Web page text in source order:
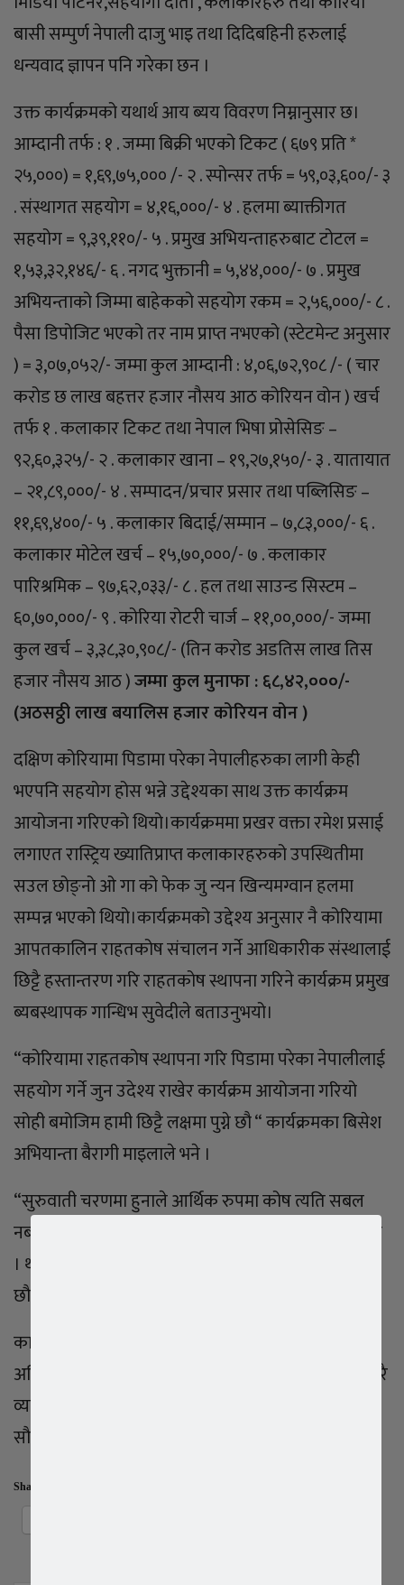
बासी सम्पुर्ण नेपाली दाजु भाइ तथा दिदिबहिनी हरुलाई
धन्यवाद ज्ञापन पनि गरेका छन ।
उक्त कार्यक्रमको यथार्थ आय ब्यय विवरण निम्नानुसार छ।
आम्दानी तर्फ : १ . जम्मा बिक्री भएको टिकट ( ६७९ प्रति *
२५,०००) = १,६९,७५,००० /- २ . स्पोन्सर तर्फ = ५९,०३,६००/- ३
. संस्थागत सहयोग = ४,१६,०००/- ४ . हलमा ब्याक्तीगत
सहयोग = ९,३९,११०/- ५ . प्रमुख अभियन्ताहरुबाट टोटल =
१,५३,३२,१४६/- ६ . नगद भुक्तानी = ५,४४,०००/- ७ . प्रमुख
अभियन्ताको जिम्मा बाहेकको सहयोग रकम = २,५६,०००/- ८ .
पैसा डिपोजिट भएको तर नाम प्राप्त नभएको (स्टेटमेन्ट अनुसार
) = ३,०७,०५२/- जम्मा कुल आम्दानी : ४,०६,७२,९०८ /- ( चार
करोड छ लाख बहत्तर हजार नौसय आठ कोरियन वोन ) खर्च
तर्फ १ . कलाकार टिकट तथा नेपाल भिषा प्रोसेसिङ –
९२,६०,३२५/- २ . कलाकार खाना – १९,२७,१५०/- ३ . यातायात
– २१,८९,०००/- ४ . सम्पादन/प्रचार प्रसार तथा पब्लिसिङ –
११,६९,४००/- ५ . कलाकार बिदाई/सम्मान – ७,८३,०००/- ६ .
कलाकार मोटेल खर्च – १५,७०,०००/- ७ . कलाकार
पारिश्रमिक – ९७,६२,०३३/- ८ . हल तथा साउन्ड सिस्टम –
६०,७०,०००/- ९ . कोरिया रोटरी चार्ज – ११,००,०००/- जम्मा
कुल खर्च – ३,३८,३०,९०८/- (तिन करोड अडतिस लाख तिस
हजार नौसय आठ )जम्मा कुल मुनाफा : ६८,४२,०००/-
(अठसठ्ठी लाख बयालिस हजार कोरियन वोन )
दक्षिण कोरियामा पिडामा परेका नेपालीहरुका लागी केही
भएपनि सहयोग होस भन्ने उद्देश्यका साथ उक्त कार्यक्रम
आयोजना गरिएको थियो।कार्यक्रममा प्रखर वक्ता रमेश प्रसाई
लगाएत रास्ट्रिय ख्यातिप्राप्त कलाकारहरुको उपस्थितीमा
सउल छोङ्नो ओ गा को फेक जु न्यन खिन्यमग्वान हलमा
सम्पन्न भएको थियो।कार्यक्रमको उद्देश्य अनुसार नै कोरियामा
आपतकालिन राहतकोष संचालन गर्ने आधिकारीक संस्थालाई
छिट्टै हस्तान्तरण गरि राहतकोष स्थापना गरिने कार्यक्रम प्रमुख
ब्यबस्थापक गान्धिभ सुवेदीले बताउनुभयो।
“कोरियामा राहतकोष स्थापना गरि पिडामा परेका नेपालीलाई
सहयोग गर्ने जुन उदेश्य राखेर कार्यक्रम आयोजना गरियो
सोही बमोजिम हामी छिट्टै लक्षमा पुग्ने छौ “ कार्यक्रमका बिसेश
अभियान्ता बैरागी माइलाले भने ।
“सुरुवाती चरणमा हुनाले आर्थिक रुपमा कोष त्यति सबल
नबन्ला तरपनि हामीले एउटा अबधारणाको बिकास गरेका छौ
। थप आर्थिक श्रोतहरु पहिचान गरि यसलाई थप बढावा दिने
छौ “ अभियान्ता लक्ष्मी नारायण बस्नेतले थपे।
कार्यक्रमलाइ सफल बनाउन कोरियामा रहेका सयौं
अभियान्ताहरु अहोरात्र खटेर लागेका थिए भने ३ सय भन्दा धेरै
व्यक्तिगत सहयोगीदाता , बिभिन्न संघसंथा , ब्यावसायी
सौजन्यकर्ताले खुलेर सहयोग गरेका थिए ।
Share this: